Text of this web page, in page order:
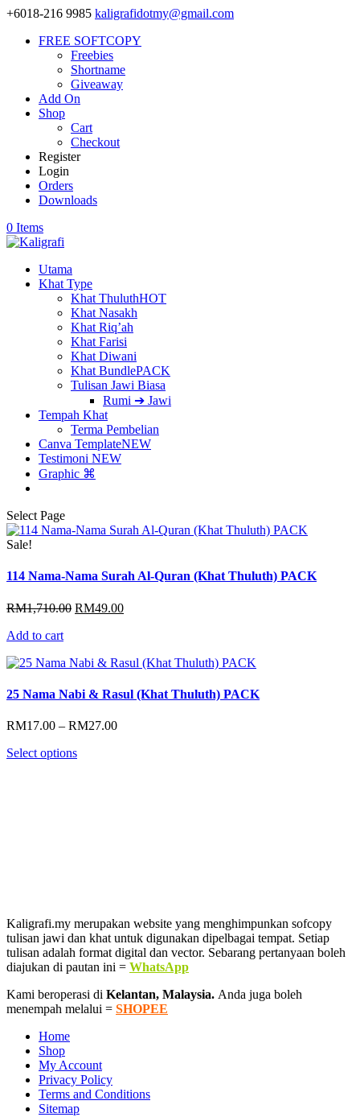
+6018-216 9985 kaligrafidotmy@gmail.com
FREE SOFTCOPY
Freebies
Shortname
Giveaway
Add On
Shop
Cart
Checkout
Register
Login
Orders
Downloads
0 Items
Utama
Khat Type
Khat ThuluthHOT
Khat Nasakh
Khat Riq’ah
Khat Farisi
Khat Diwani
Khat BundlePACK
Tulisan Jawi Biasa
Rumi ➔ Jawi
Tempah Khat
Terma Pembelian
Canva TemplateNEW
Testimoni NEW
Graphic ⌘
Select Page
Sale!
114 Nama-Nama Surah Al-Quran (Khat Thuluth) PACK
RM1,710.00 Original
RM49.00Current
Add to cart
25 Nama Nabi & Rasul (Khat Thuluth) PACK
RM17.00 – RM27.00Price
Select options
Kaligrafi.my merupakan website yang menghimpunkan sofcopy
tulisan jawi dan khat untuk digunakan dipelbagai tempat. Setiap
tulisan adalah format digital dan vector. Sebarang pertanyaan boleh
diajukan di pautan ini = WhatsApp
Kami beroperasi di Kelantan, Malaysia. Anda juga boleh
menempah melalui = SHOPEE
Home
Shop
My Account
Privacy Policy
Terms and Conditions
Sitemap